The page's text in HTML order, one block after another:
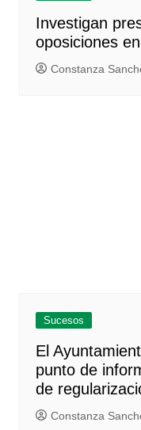
Investigan
oposiciones
Constanza
Sucesos
El
punto de
de
Constanza